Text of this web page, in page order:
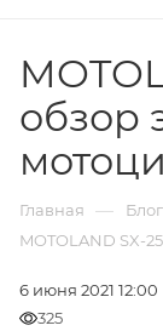
обзор
Главная — Блог
MOTOLAND SX-
6 июня 2021 12:00
325